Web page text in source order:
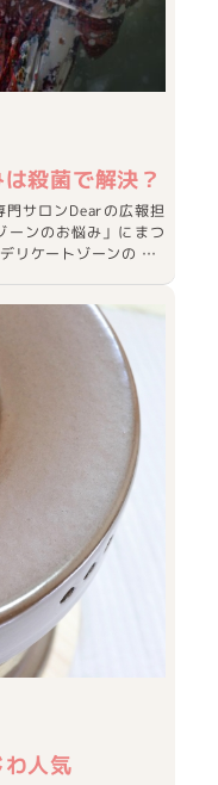
殺菌で解決？
サロンDearの広報担
ーンのお悩み」にまつ
リケートゾーンの …
人気